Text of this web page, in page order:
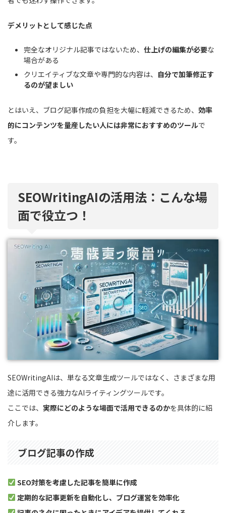
デメリットとして感じた点
完全なオリジナル記事ではないため、 仕上げの編集が必要な
場合がある
クリエイティブな文章や専門的な内容は、 自分で加筆修正す
るのが望ましい
とはいえ、ブログ記事作成の負担を大幅に軽減できるため、 効率
的にコンテンツを量産したい人には非常におすすめのツールで
す。
SEOWritingAIの活用法：こんな場
面で役立つ！
SEOWritingAIは、単なる文章生成ツールではなく、さまざまな用
途に活用できる強力なAIライティングツールです。
ここでは、 実際にどのような場面で活用できるのかを具体的に紹
介します。
ブログ記事の作成
SEO対策を考慮した記事を簡単に作成
定期的な記事更新を自動化し、ブログ運営を効率化